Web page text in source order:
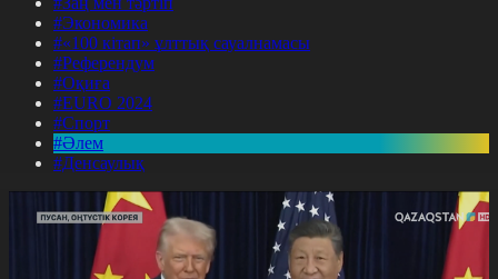
#Экономика
#«100 кітап» ұлттық сауалнамасы
#Референдум
#Оқиға
#EURO 2024
#Спорт
#Әлем
#Денсаулық